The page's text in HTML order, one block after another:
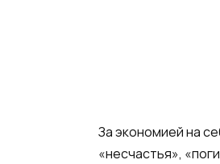
За экономией на
«несчастья»,